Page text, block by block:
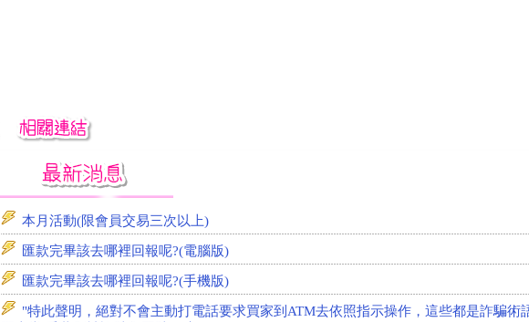
如何追加商品+如何開起預購下單
現貨先出 (點進來 讓你秒懂)
出貨作業模式(必看)
匯款完畢該去哪裡回報呢?(電腦版)
匯款完畢該去哪裡回報呢?(手機版)
"特此聲明，絕對不會主動打電話要求買家到ATM去依照指示操作，這些都是詐騙術
要上當 千萬別被詐騙集團騙了唷